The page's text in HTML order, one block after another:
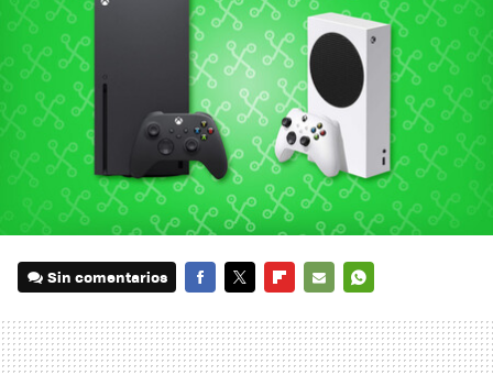
Sin comentarios
MAIL